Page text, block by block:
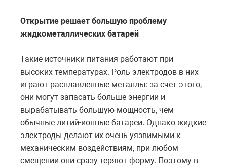
Открытие решает большую проблему
жидкометаллических батарей
Такие источники питания работают при
высоких температурах. Роль электродов в них
играют расплавленные металлы: за счет этого,
они могут запасать больше энергии и
вырабатывать большую мощность, чем
обычные литий-ионные батареи. Однако жидкие
электроды делают их очень уязвимыми к
механическим воздействиям, при любом
смещении они сразу теряют форму. Поэтому в